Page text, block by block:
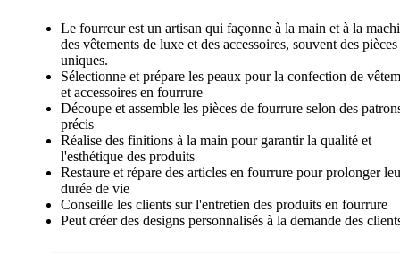
Le fourreur est un artisan qui façonne à la main et à la
des vêtements de luxe et des accessoires, souvent des pièces
uniques.
Sélectionne et prépare les peaux pour la confection de
et accessoires en fourrure
Découpe et assemble les pièces de fourrure selon des
précis
Réalise des finitions à la main pour garantir la qualité et
l'esthétique des produits
Restaure et répare des articles en fourrure pour prolonger
durée de vie
Conseille les clients sur l'entretien des produits en fourrure
Peut créer des designs personnalisés à la demande des